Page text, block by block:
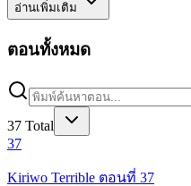
อ่านเพิ่มเติม
ตอนทั้งหมด
37 Total
37
Kiriwo Terrible ตอนที่ 37